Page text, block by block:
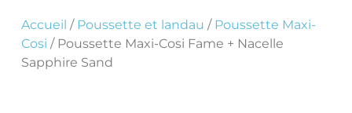
Accueil / Poussette et landau / Poussette Maxi-
Cosi / Poussette Maxi-Cosi Fame + Nacelle
Sapphire Sand